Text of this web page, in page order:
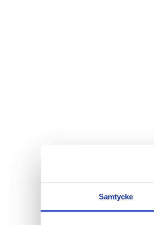
Samtycke